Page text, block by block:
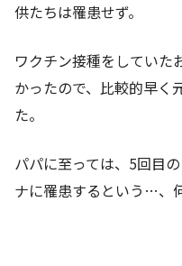
供たちは罹患せず。
ワクチン接種をしていた
かったので、比較的早く
た。
パパに至っては、5回目
ナに罹患するという…、